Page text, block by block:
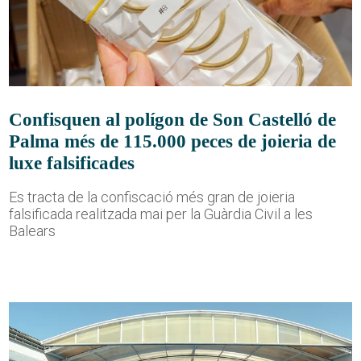
Confisquen al polígon de Son Castelló de
Palma més de 115.000 peces de joieria de
luxe falsificades
Es tracta de la confiscació més gran de joieria
falsificada realitzada mai per la Guàrdia Civil a les
Balears